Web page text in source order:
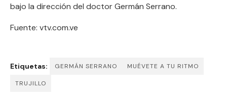
bajo la dirección del doctor Germán Serrano.
Fuente: vtv.com.ve
Etiquetas: GERMÁN SERRANO MUÉVETE A TU RITMO
TRUJILLO